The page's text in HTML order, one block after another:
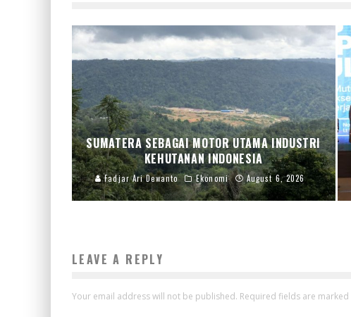
SUMATERA SEBAGAI MOTOR UTAMA INDUSTRI
KEHUTANAN INDONESIA
Fadjar Ari Dewanto Ekonomi August 6, 2026
LEAVE A REPLY
Your email address will not be published. Required fields are marked